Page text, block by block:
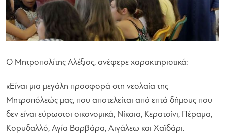
Ο Μητροπολίτης Αλέξιος, ανέφερε χαρακτηριστικά:
«Είναι μια μεγάλη προσφορά στη νεολαία της
Μητροπόλεώς μας, που αποτελείται από επτά δήμους που
δεν είναι εύρωστοι οικονομικά, Νίκαια, Κερατσίνι, Πέραμα,
Κορυδαλλό, Αγία Βαρβάρα, Αιγάλεω και Χαϊδάρι.